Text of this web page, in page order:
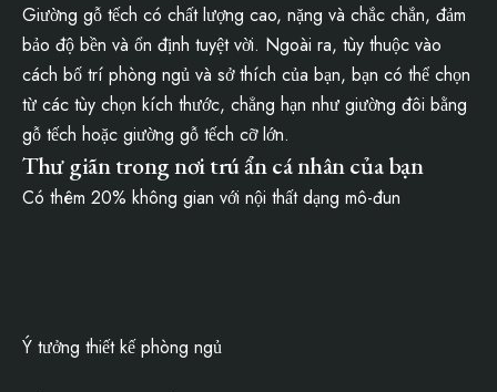
Giường gỗ tếch có chất lượng cao, nặng và chắc chắn, đảm
bảo độ bền và ổn định tuyệt vời. Ngoài ra, tùy thuộc vào
cách bố trí phòng ngủ và sở thích của bạn, bạn có thể chọn
từ các tùy chọn kích thước, chẳng hạn như giường đôi bằng
gỗ tếch hoặc giường gỗ tếch cỡ lớn.
Thư giãn trong nơi trú ẩn cá nhân của bạn
Có thêm 20% không gian với nội thất dạng mô-đun
Ý tưởng thiết kế phòng ngủ